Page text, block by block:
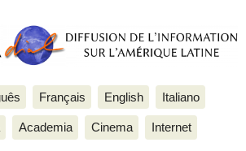
Français English Italiano
Academia Cinema Internet